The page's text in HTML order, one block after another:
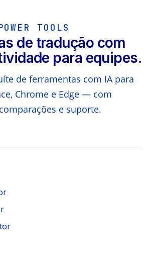
TOOLS
de tradução com
para equipes.
de ferramentas com IA para
Chrome e Edge — com
e suporte.